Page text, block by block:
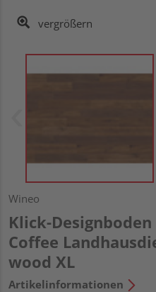
vergrößern
Wineo
Klick-
Coffee
wood XL
Artikelinformationen